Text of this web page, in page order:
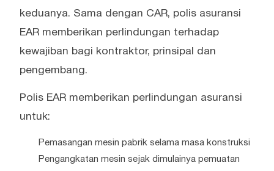
keduanya. Sama dengan CAR, polis asuransi
EAR memberikan perlindungan terhadap
kewajiban bagi kontraktor, prinsipal dan
pengembang.
Polis EAR memberikan perlindungan asuransi
untuk:
Pemasangan mesin pabrik selama masa konstruksi
Pengangkatan mesin sejak dimulainya pemuatan